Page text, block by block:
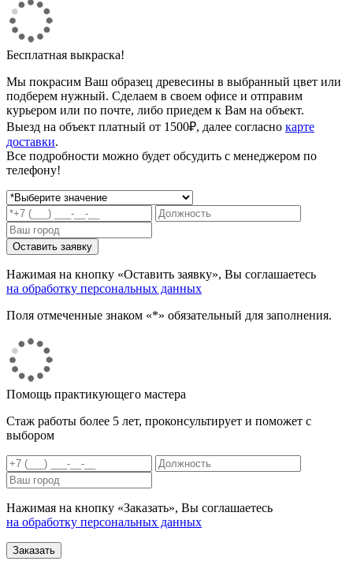
Бесплатная выкраска!
Мы покрасим Ваш образец древесины в выбранный цвет или
подберем нужный. Сделаем в своем офисе и отправим
курьером или по почте, либо приедем к Вам на объект.
Выезд на объект платный от 1500₽, далее согласно карте
доставки.
Все подробности можно будет обсудить с менеджером по
телефону!
Нажимая на кнопку «Оставить заявку», Вы соглашаетесь
на обработку персональных данных
Поля отмеченные знаком «*» обязательный для заполнения.
Помощь практикующего мастера
Стаж работы более 5 лет, проконсультирует и поможет с
выбором
Нажимая на кнопку «Заказать», Вы соглашаетесь
на обработку персональных данных